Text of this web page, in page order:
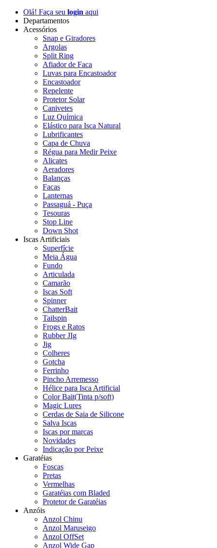
Olá! Faça seu login aqui
Departamentos
Acessórios
Snap e Giradores
Argolas
Split Ring
Afiador de Faca
Luvas para Encastoador
Encastoador
Repelente
Protetor Solar
Canivetes
Luz Química
Elástico para Isca Natural
Lubrificantes
Capa de Chuva
Régua para Medir Peixe
Alicates
Aeradores
Balanças
Facas
Lanternas
Passaguá - Puça
Tesouras
Stop Line
Down Shot
Iscas Artificiais
Superfície
Meia Água
Fundo
Articulada
Camarão
Iscas Soft
Spinner
ChatterBait
Tailspin
Frogs e Ratos
Rubber JIg
Jig
Colheres
Gotcha
Ferrinho
Pincho Arremesso
Hélice para Isca Artificial
Color Bait(Tinta p/soft)
Magic Lures
Cerdas de Saia de Silicone
Salva Iscas
Iscas por marcas
Novidades
Indicação por Peixe
Garatéias
Foscas
Pretas
Vermelhas
Garatéias com Bladed
Protetor de Garatéias
Anzóis
Anzol Chinu
Anzol Maruseigo
Anzol OffSet
Anzol Wide Gap